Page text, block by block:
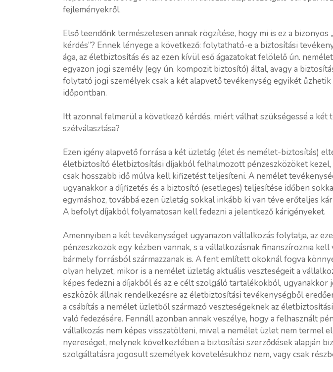
fejleményekről.
Első teendőnk természetesen annak rögzítése, hogy mi is ez a bizonyos
kérdés”? Ennek lényege a következő: folytatható-e a biztosítási
ága, az életbiztosítás és az ezen kívül eső ágazatokat felölelő ún.
egyazon jogi személy (egy ún. kompozit biztosító) által, avagy a
folytató jogi személyek csak a két alapvető tevékenység egyikét
időpontban.
Itt azonnal felmerül a következő kérdés, miért válhat szükségessé a két
szétválasztása?
Ezen igény alapvető forrása a két üzletág (élet és nemélet-biztosítás)
életbiztosító életbiztosítási díjakból felhalmozott pénzeszközöket
csak hosszabb idő múlva kell kifizetést teljesíteni. A nemélet
ugyanakkor a díjfizetés és a biztosító (esetleges) teljesítése időben
egymáshoz, továbbá ezen üzletág sokkal inkább ki van téve erőteljes
A befolyt díjakból folyamatosan kell fedezni a jelentkező kárigényeket.
Amennyiben a két tevékenységet ugyanazon vállalkozás folytatja, az
pénzeszközök egy kézben vannak, s a vállalkozásnak finanszíroznia kell
bármely forrásból származzanak is. A fent említett okoknál fogva
olyan helyzet, mikor is a nemélet üzletág aktuális veszteségeit a
képes fedezni a díjakból és az e célt szolgáló tartalékokból, ugyanakkor
eszközök állnak rendelkezésre az életbiztosítási tevékenységből
a csábítás a nemélet üzletből származó veszteségeknek az
való fedezésére. Fennáll azonban annak veszélye, hogy a felhasznált
vállalkozás nem képes visszatölteni, mivel a nemélet üzlet nem termel
nyereséget, melynek következtében a biztosítási szerződések alapján
szolgáltatásra jogosult személyek követelésükhöz nem, vagy csak